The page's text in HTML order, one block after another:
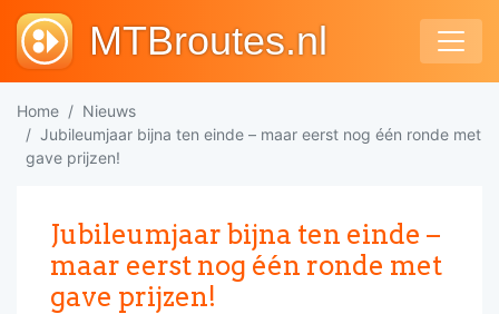
MTBroutes.nl
Home
Nieuws
Jubileumjaar bijna ten einde – maar eerst nog één ronde met
gave prijzen!
Jubileumjaar bijna ten einde –
maar eerst nog één ronde met
gave prijzen!